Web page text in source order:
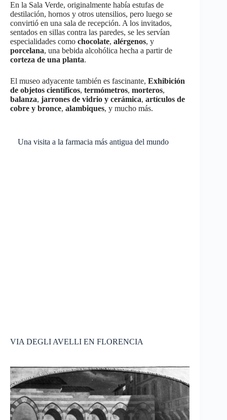
En la Sala Verde, originalmente había estufas de
destilación, hornos y otros utensilios, pero luego se
convirtió en una sala de recepción. A los invitados,
sentados en sillas contra las paredes, se les servían
especialidades como chocolate, alérgenos, y
porcelana, una bebida alcohólica hecha a partir de
corteza de una planta.
El museo adyacente también es fascinante, Exhibición
de objetos científicos, termómetros, morteros,
balanza, jarrones de vidrio y cerámica, artículos de
cobre y bronce, alambiques, y mucho más.
Una visita a la farmacia más antigua del mundo
VIA DEGLI AVELLI EN FLORENCIA